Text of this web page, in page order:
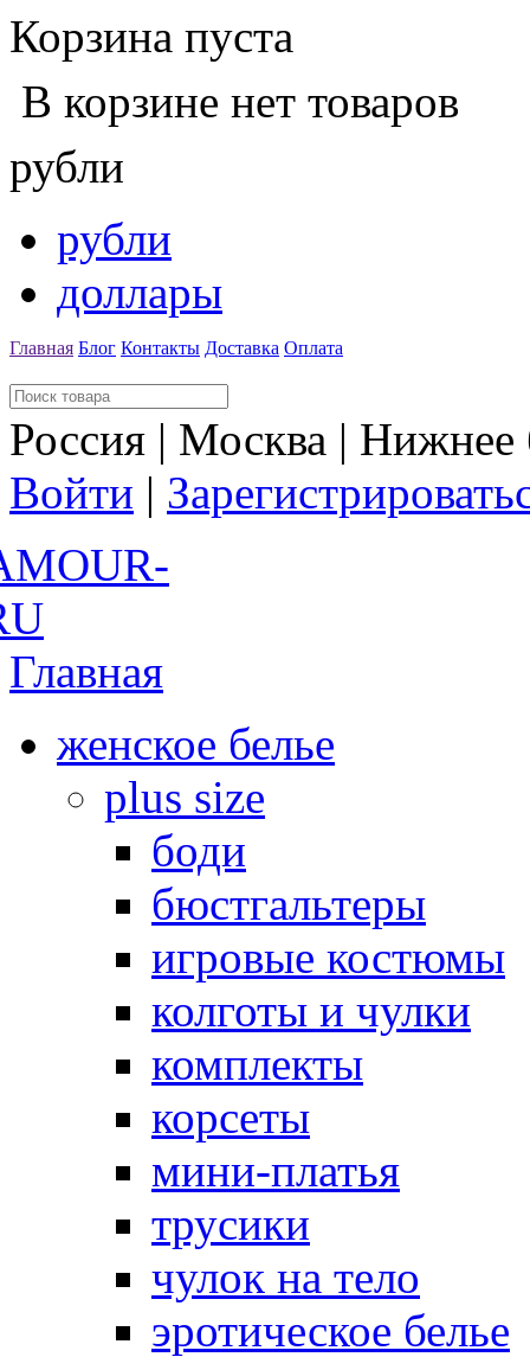
Корзина пуста
В корзине нет товаров
рубли
рубли
доллары
Главная Блог Контакты Доставка Оплата
Россия | Москва |
Войти |
Главная
женское белье
plus size
боди
бюстгальтеры
игровые костюмы
колготы и чулки
комплекты
корсеты
мини-платья
трусики
чулок на тело
эротическое белье